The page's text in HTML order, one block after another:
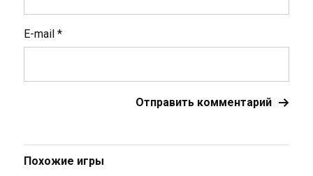
E-mail *
Похожие игры